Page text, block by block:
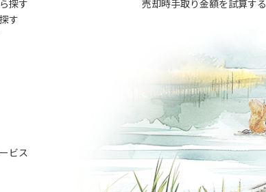
探す
す
売却時手取り金額を試算する
ビス